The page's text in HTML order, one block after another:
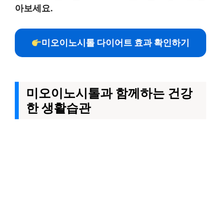
아보세요.
미오이노시톨 다이어트 효과 확인하기
미오이노시톨과 함께하는 건강
한 생활습관